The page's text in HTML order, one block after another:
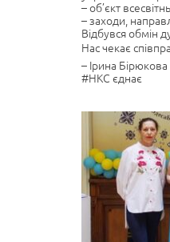
– об’єкт
– заходи,
Відбувся обмін
Нас чекає
– Ірина
#НКС єднає